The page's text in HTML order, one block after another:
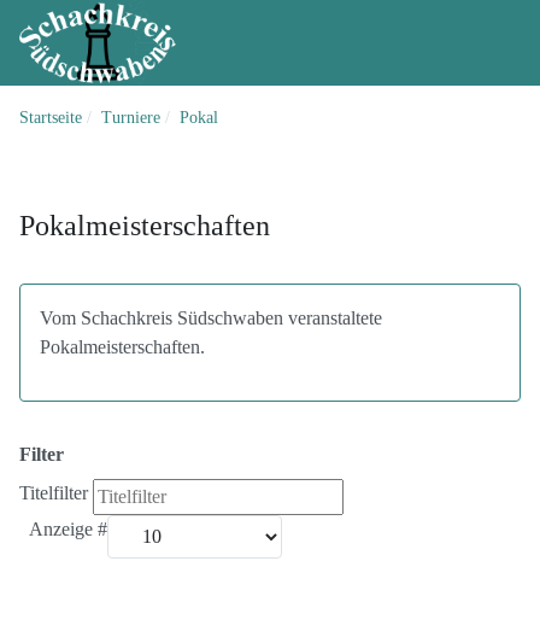
Startseite Turniere Pokal
Pokalmeisterschaften
Vom Schachkreis Südschwaben veranstaltete
Pokalmeisterschaften.
Filter
Titelfilter
Anzeige #